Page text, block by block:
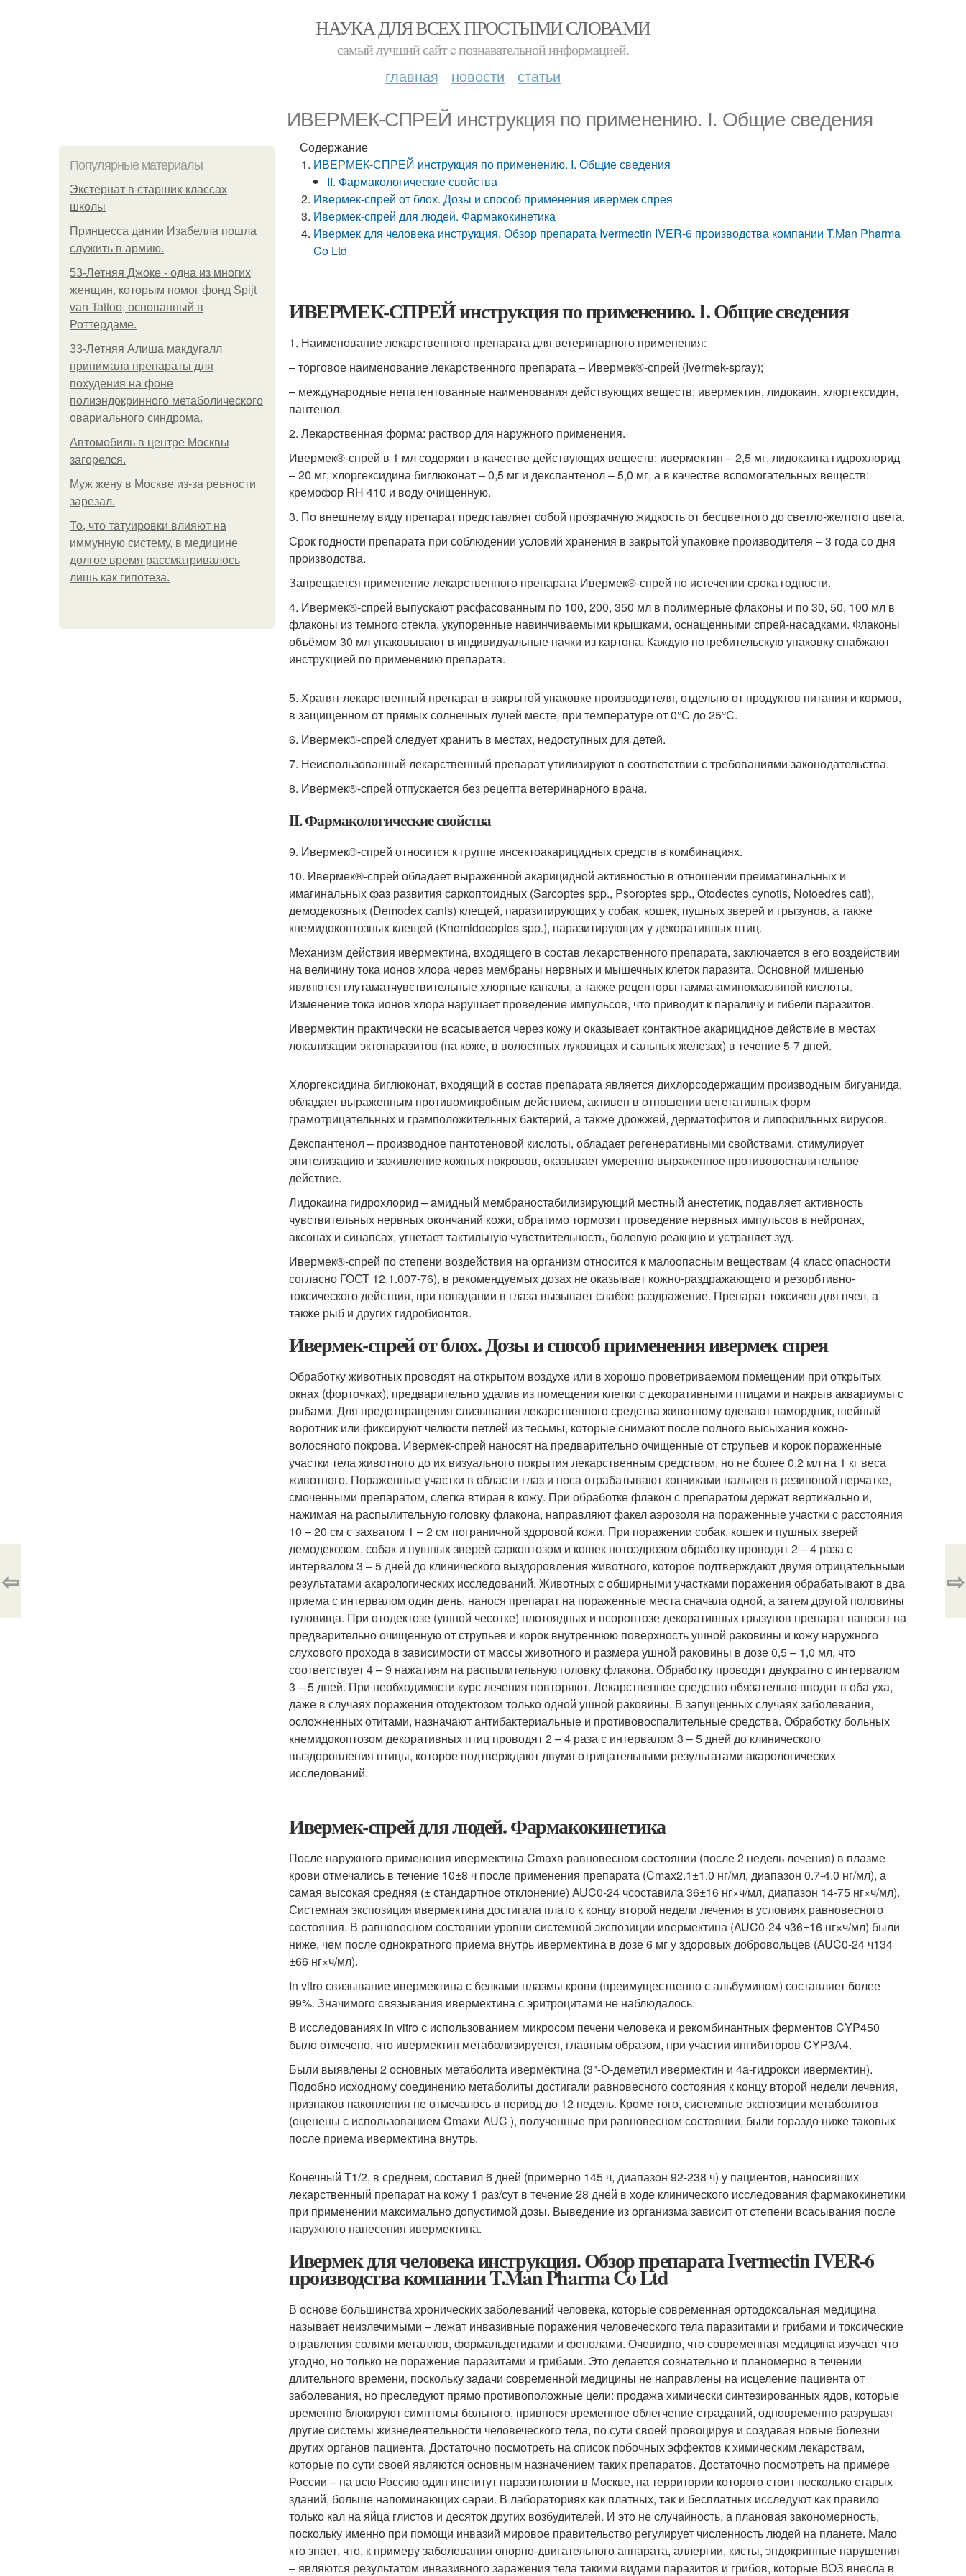
НАУКА ДЛЯ ВСЕХ ПРОСТЫМИ СЛОВАМИ
самый лучший сайт c познавательной информацией.
главная новости статьи
ИВЕРМЕК-СПРЕЙ инструкция по применению. I. Общие сведения
Популярные материалы
Экстернат в старших классах
школы
Принцесса дании Изабелла пошла
служить в армию.
53-Летняя Джоке - одна из многих
женщин, которым помог фонд Spijt
van Tattoo, основанный в
Роттердаме.
33-Летняя Алиша макдугалл
принимала препараты для
похудения на фоне
полиэндокринного метаболического
овариального синдрома.
Автомобиль в центре Москвы
загорелся.
Mуж жену в Москве из-за ревности
зарезал.
То, что татуировки влияют на
иммунную систему, в медицине
долгое время рассматривалось
лишь как гипотеза.
Содержание
ИВЕРМЕК-СПРЕЙ инструкция по применению. I. Общие сведения
II. Фармакологические свойства
Ивермек-спрей от блох. Дозы и способ применения ивермек спрея
Ивермек-спрей для людей. Фармакокинетика
Ивермек для человека инструкция. Обзор препарата Ivermectin IVER-6 производства компании T.Man Pharma
Co Ltd
ИВЕРМЕК-СПРЕЙ инструкция по применению. I. Общие сведения
1. Наименование лекарственного препарата для ветеринарного применения:
– торговое наименование лекарственного препарата – Ивермек®-спрей (Ivermek-sprаy);
– международные непатентованные наименования действующих веществ: ивермектин, лидокаин, хлоргексидин,
пантенол.
2. Лекарственная форма: раствор для наружного применения.
Ивермек®-спрей в 1 мл содержит в качестве действующих веществ: ивермектин – 2,5 мг, лидокаина гидрохлорид
– 20 мг, хлоргексидина биглюконат – 0,5 мг и декспантенол – 5,0 мг, а в качестве вспомогательных веществ:
кремофор RH 410 и воду очищенную.
3. По внешнему виду препарат представляет собой прозрачную жидкость от бесцветного до светло-желтого цвета.
Срок годности препарата при соблюдении условий хранения в закрытой упаковке производителя – 3 года со дня
производства.
Запрещается применение лекарственного препарата Ивермек®-спрей по истечении срока годности.
4. Ивермек®-спрей выпускают расфасованным по 100, 200, 350 мл в полимерные флаконы и по 30, 50, 100 мл в
флаконы из темного стекла, укупоренные навинчиваемыми крышками, оснащенными спрей-насадками. Флаконы
объёмом 30 мл упаковывают в индивидуальные пачки из картона. Каждую потребительскую упаковку снабжают
инструкцией по применению препарата.
5. Хранят лекарственный препарат в закрытой упаковке производителя, отдельно от продуктов питания и кормов,
в защищенном от прямых солнечных лучей месте, при температуре от 0°С до 25°С.
6. Ивермек®-спрей следует хранить в местах, недоступных для детей.
7. Неиспользованный лекарственный препарат утилизируют в соответствии с требованиями законодательства.
8. Ивермек®-спрей отпускается без рецепта ветеринарного врача.
II. Фармакологические свойства
9. Ивермек®-спрей относится к группе инсектоакарицидных средств в комбинациях.
10. Ивермек®-спрей обладает выраженной акарицидной активностью в отношении преимагинальных и
имагинальных фаз развития саркоптоидных (Sarcoрtes spp., Psoroptes spp., Otodectes cynotis, Notoedres cati),
демодекозных (Demodex саnis) клещей, паразитирующих у собак, кошек, пушных зверей и грызунов, а также
кнемидокоптозных клещей (Knemidоcoptes spp.), паразитирующих у декоративных птиц.
Механизм действия ивермектина, входящего в состав лекарственного препарата, заключается в его воздействии
на величину тока ионов хлора через мембраны нервных и мышечных клеток паразита. Основной мишенью
являются глутаматчувствительные хлорные каналы, а также рецепторы гамма-аминомасляной кислоты.
Изменение тока ионов хлора нарушает проведение импульсов, что приводит к параличу и гибели паразитов.
Ивермектин практически не всасывается через кожу и оказывает контактное акарицидное действие в местах
локализации эктопаразитов (на коже, в волосяных луковицах и сальных железах) в течение 5-7 дней.
Хлоргексидина биглюконат, входящий в состав препарата является дихлорсодержащим производным бигуанида,
обладает выраженным противомикробным действием, активен в отношении вегетативных форм
грамотрицательных и грамположительных бактерий, а также дрожжей, дерматофитов и липофильных вирусов.
Декспантенол – производное пантотеновой кислоты, обладает регенеративными свойствами, стимулирует
эпителизацию и заживление кожных покровов, оказывает умеренно выраженное противовоспалительное
действие.
Лидокаина гидрохлорид – амидный мембраностабилизирующий местный анестетик, подавляет активность
чувствительных нервных окончаний кожи, обратимо тормозит проведение нервных импульсов в нейронах,
аксонах и синапсах, угнетает тактильную чувствительность, болевую реакцию и устраняет зуд.
Ивермек®-спрей по степени воздействия на организм относится к малоопасным веществам (4 класс опасности
согласно ГОСТ 12.1.007-76), в рекомендуемых дозах не оказывает кожно-раздражающего и резорбтивно-
токсического действия, при попадании в глаза вызывает слабое раздражение. Препарат токсичен для пчел, а
также рыб и других гидробионтов.
Ивермек-спрей от блох. Дозы и способ применения ивермек спрея
Обработку животных проводят на открытом воздухе или в хорошо проветриваемом помещении при открытых
окнах (форточках), предварительно удалив из помещения клетки с декоративными птицами и накрыв аквариумы с
рыбами. Для предотвращения слизывания лекарственного средства животному одевают намордник, шейный
воротник или фиксируют челюсти петлей из тесьмы, которые снимают после полного высыхания кожно-
волосяного покрова. Ивермек-спрей наносят на предварительно очищенные от струпьев и корок пораженные
участки тела животного до их визуального покрытия лекарственным средством, но не более 0,2 мл на 1 кг веса
животного. Пораженные участки в области глаз и носа отрабатывают кончиками пальцев в резиновой перчатке,
смоченными препаратом, слегка втирая в кожу. При обработке флакон с препаратом держат вертикально и,
нажимая на распылительную головку флакона, направляют факел аэрозоля на пораженные участки с расстояния
10 – 20 см с захватом 1 – 2 см пограничной здоровой кожи. При поражении собак, кошек и пушных зверей
демодекозом, собак и пушных зверей саркоптозом и кошек нотоэдрозом обработку проводят 2 – 4 раза с
интервалом 3 – 5 дней до клинического выздоровления животного, которое подтверждают двумя отрицательными
результатами акарологических исследований. Животных с обширными участками поражения обрабатывают в два
приема с интервалом один день, нанося препарат на пораженные места сначала одной, а затем другой половины
туловища. При отодектозе (ушной чесотке) плотоядных и псороптозе декоративных грызунов препарат наносят на
предварительно очищенную от струпьев и корок внутреннюю поверхность ушной раковины и кожу наружного
слухового прохода в зависимости от массы животного и размера ушной раковины в дозе 0,5 – 1,0 мл, что
соответствует 4 – 9 нажатиям на распылительную головку флакона. Обработку проводят двукратно с интервалом
3 – 5 дней. При необходимости курс лечения повторяют. Лекарственное средство обязательно вводят в оба уха,
даже в случаях поражения отодектозом только одной ушной раковины. В запущенных случаях заболевания,
осложненных отитами, назначают антибактериальные и противовоспалительные средства. Обработку больных
кнемидокоптозом декоративных птиц проводят 2 – 4 раза с интервалом 3 – 5 дней до клинического
выздоровления птицы, которое подтверждают двумя отрицательными результатами акарологических
исследований.
Ивермек-спрей для людей. Фармакокинетика
После наружного применения ивермектина Cmaxв равновесном состоянии (после 2 недель лечения) в плазме
крови отмечались в течение 10±8 ч после применения препарата (Cmax2.1±1.0 нг/мл, диапазон 0.7-4.0 нг/мл), а
самая высокая средняя (± стандартное отклонение) AUC0-24 чсоставила 36±16 нг×ч/мл, диапазон 14-75 нг×ч/мл).
Системная экспозиция ивермектина достигала плато к концу второй недели лечения в условиях равновесного
состояния. В равновесном состоянии уровни системной экспозиции ивермектина (AUC0-24 ч36±16 нг×ч/мл) были
ниже, чем после однократного приема внутрь ивермектина в дозе 6 мг у здоровых добровольцев (AUC0-24 ч134
±66 нг×ч/мл).
In vitro связывание ивермектина с белками плазмы крови (преимущественно с альбумином) составляет более
99%. Значимого связывания ивермектина с эритроцитами не наблюдалось.
В исследованиях in vitro с использованием микросом печени человека и рекомбинантных ферментов CYP450
было отмечено, что ивермектин метаболизируется, главным образом, при участии ингибиторов CYP3А4.
Были выявлены 2 основных метаболита ивермектина (3"-О-деметил ивермектин и 4а-гидрокси ивермектин).
Подобно исходному соединению метаболиты достигали равновесного состояния к концу второй недели лечения,
признаков накопления не отмечалось в период до 12 недель. Кроме того, системные экспозиции метаболитов
(оценены с использованием Cmaxи AUC ), полученные при равновесном состоянии, были гораздо ниже таковых
после приема ивермектина внутрь.
Конечный T1/2, в среднем, составил 6 дней (примерно 145 ч, диапазон 92-238 ч) у пациентов, наносивших
лекарственный препарат на кожу 1 раз/сут в течение 28 дней в ходе клинического исследования фармакокинетики
при применении максимально допустимой дозы. Выведение из организма зависит от степени всасывания после
наружного нанесения ивермектина.
Ивермек для человека инструкция. Обзор препарата Ivermectin IVER-6
производства компании T.Man Pharma Co Ltd
В основе большинства хронических заболеваний человека, которые современная ортодоксальная медицина
называет неизлечимыми – лежат инвазивные поражения человеческого тела паразитами и грибами и токсические
отравления солями металлов, формальдегидами и фенолами. Очевидно, что современная медицина изучает что
угодно, но только не поражение паразитами и грибами. Это делается сознательно и планомерно в течении
длительного времени, поскольку задачи современной медицины не направлены на исцеление пациента от
заболевания, но преследуют прямо противоположные цели: продажа химически синтезированных ядов, которые
временно блокируют симптомы больного, привнося временное облегчение страданий, одновременно разрушая
другие системы жизнедеятельности человеческого тела, по сути своей провоцируя и создавая новые болезни
других органов пациента. Достаточно посмотреть на список побочных эффектов к химическим лекарствам,
которые по сути своей являются основным назначением таких препаратов. Достаточно посмотреть на примере
России – на всю Россию один институт паразитологии в Москве, на территории которого стоит несколько старых
зданий, больше напоминающих сараи. В лабораториях как платных, так и бесплатных исследуют как правило
только кал на яйца глистов и десяток других возбудителей. И это не случайность, а плановая закономерность,
поскольку именно при помощи инвазий мировое правительство регулирует численность людей на планете. Мало
кто знает, что, к примеру заболевания опорно-двигательного аппарата, аллергии, кисты, эндокринные нарушения
– являются результатом инвазивного заражения тела такими видами паразитов и грибов, которые ВОЗ внесла в
⇦ ⇨